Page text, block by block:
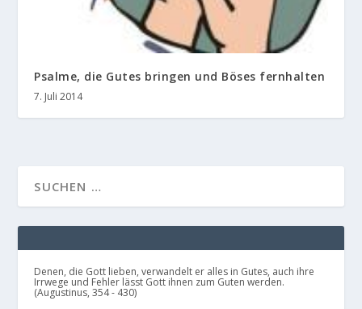
Psalme, die Gutes bringen und Böses fernhalten
7. Juli 2014
Denen, die Gott lieben, verwandelt er alles in Gutes, auch ihre
Irrwege und Fehler lässt Gott ihnen zum Guten werden.
(Augustinus, 354 - 430)